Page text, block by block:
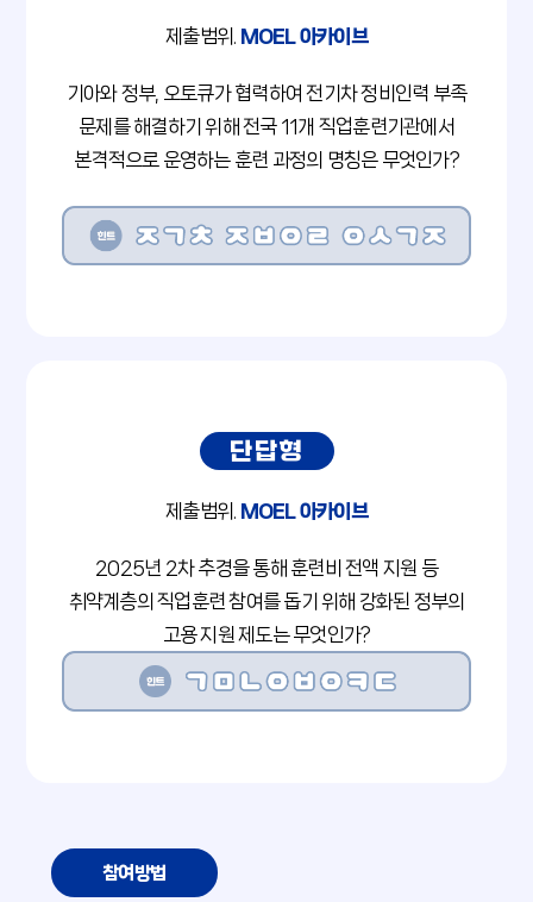
제출범위. MOEL 아카이브
기아와 정부, 오토큐가 협력하여 전기차 정비인력 부족
문제를 해결하기 위해 전국 11개 직업훈련기관에서
본격적으로 운영하는 훈련 과정의 명칭은 무엇인가?
단답형
제출범위. MOEL 아카이브
2025년 2차 추경을 통해 훈련비 전액 지원 등
취약계층의 직업훈련 참여를 돕기 위해 강화된 정부의
고용 지원 제도는 무엇인가?
참여방법